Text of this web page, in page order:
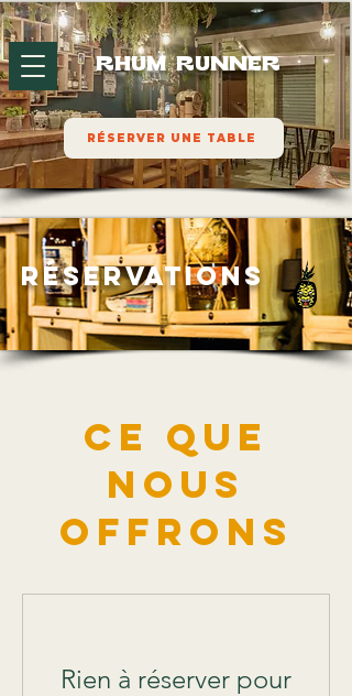
RHUM RUNNER
RÉSERVER UNE TABLE
réservations
Ce que
nous
offrons
Rien à réserver pour